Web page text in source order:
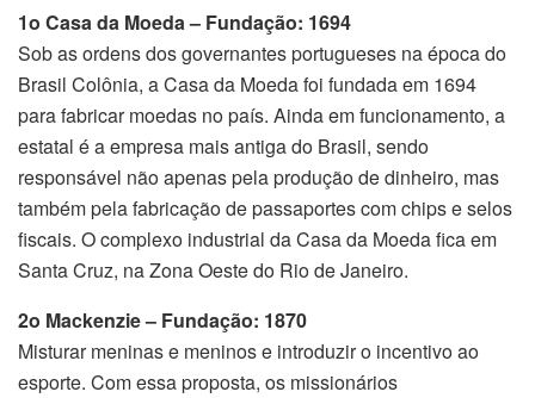
1o Casa da Moeda – Fundação: 1694
Sob as ordens dos governantes portugueses na época do
Brasil Colônia, a Casa da Moeda foi fundada em 1694
para fabricar moedas no país. Ainda em funcionamento, a
estatal é a empresa mais antiga do Brasil, sendo
responsável não apenas pela produção de dinheiro, mas
também pela fabricação de passaportes com chips e selos
fiscais. O complexo industrial da Casa da Moeda fica em
Santa Cruz, na Zona Oeste do Rio de Janeiro.
2o Mackenzie – Fundação: 1870
Misturar meninas e meninos e introduzir o incentivo ao
esporte. Com essa proposta, os missionários